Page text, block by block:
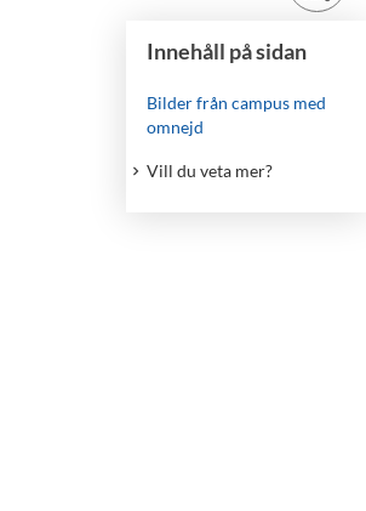
Innehåll på sidan
Bilder från campus med
omnejd
Vill du veta mer?